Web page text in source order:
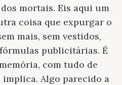
mortais. Eis aqui um
coisa que expurgar o
mais, sem vestidos,
publicitárias. É
com tudo de
implica. Algo parecido a